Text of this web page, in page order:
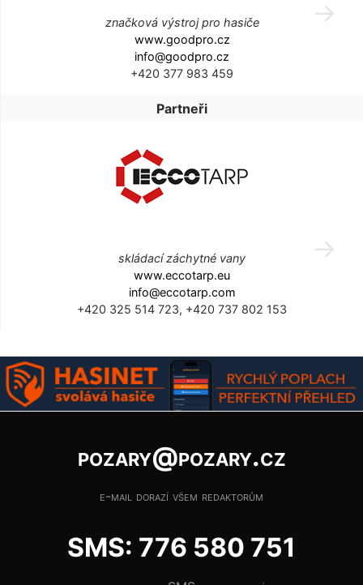
značková výstroj pro hasiče
www.goodpro.cz
info@goodpro.cz
+420 377 983 459
Partneři
skládací záchytné vany
www.eccotarp.eu
info@eccotarp.com
+420 325 514 723, +420 737 802 153
pozary@pozary.cz
e-mail dorazí všem redaktorům
SMS: 776 580 751